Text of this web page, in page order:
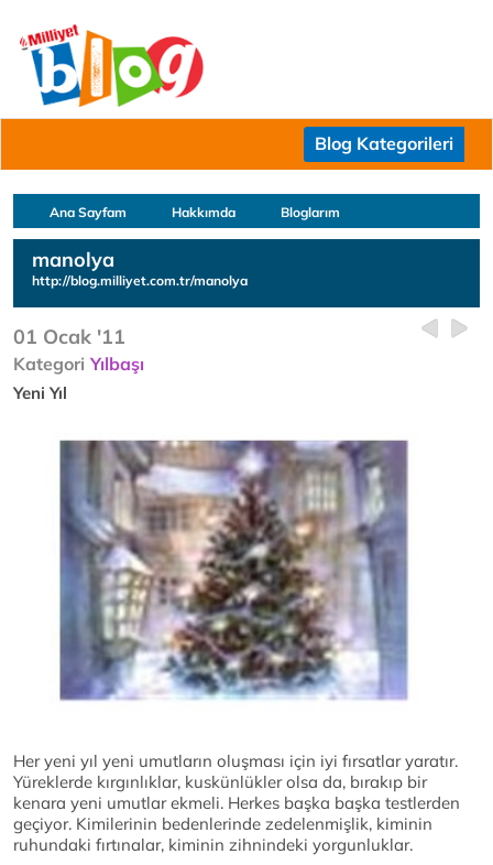
Blog Kategorileri
Ana Sayfam Hakkımda Bloglarım
manolya
http://blog.milliyet.com.tr/manolya
01 Ocak '11
Kategori Yılbaşı
Yeni Yıl
Her yeni yıl yeni umutların oluşması için iyi fırsatlar yaratır.
Yüreklerde kırgınlıklar, kuskünlükler olsa da, bırakıp bir
kenara yeni umutlar ekmeli. Herkes başka başka testlerden
geçiyor. Kimilerinin bedenlerinde zedelenmişlik, kiminin
ruhundaki fırtınalar, kiminin zihnindeki yorgunluklar.